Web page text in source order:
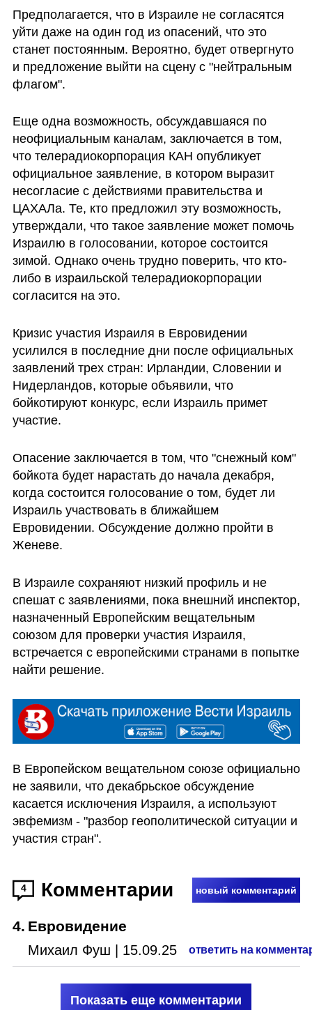
Предполагается, что в Израиле не согласятся
уйти даже на один год из опасений, что это
станет постоянным. Вероятно, будет отвергнуто
и предложение выйти на сцену с "нейтральным
флагом".
Еще одна возможность, обсуждавшаяся по
неофициальным каналам, заключается в том,
что телерадиокорпорация КАН опубликует
официальное заявление, в котором выразит
несогласие с действиями правительства и
ЦАХАЛа. Те, кто предложил эту возможность,
утверждали, что такое заявление может помочь
Израилю в голосовании, которое состоится
зимой. Однако очень трудно поверить, что кто-
либо в израильской телерадиокорпорации
согласится на это.
Кризис участия Израиля в Евровидении
усилился в последние дни после официальных
заявлений трех стран: Ирландии, Словении и
Нидерландов, которые объявили, что
бойкотируют конкурс, если Израиль примет
участие.
Опасение заключается в том, что "снежный ком"
бойкота будет нарастать до начала декабря,
когда состоится голосование о том, будет ли
Израиль участвовать в ближайшем
Евровидении. Обсуждение должно пройти в
Женеве.
В Израиле сохраняют низкий профиль и не
спешат с заявлениями, пока внешний инспектор,
назначенный Европейским вещательным
союзом для проверки участия Израиля,
встречается с европейскими странами в попытке
найти решение.
В Европейском вещательном союзе официально
не заявили, что декабрьское обсуждение
касается исключения Израиля, а используют
эвфемизм - "разбор геополитической ситуации и
участия стран".
4 Комментарии новый комментарий
4. Евровидение
Михаил Фуш 15.09.25 ответить на
Показать еще комментарии